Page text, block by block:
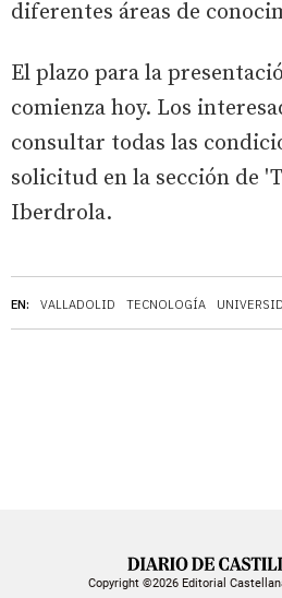
EN: VALLADOLID TECNOLOGÍA
diferentes áreas de
El plazo para la
comienza hoy. Los
consultar todas las
solicitud en la sección de
Iberdrola.
Copyright ©2026 Editorial